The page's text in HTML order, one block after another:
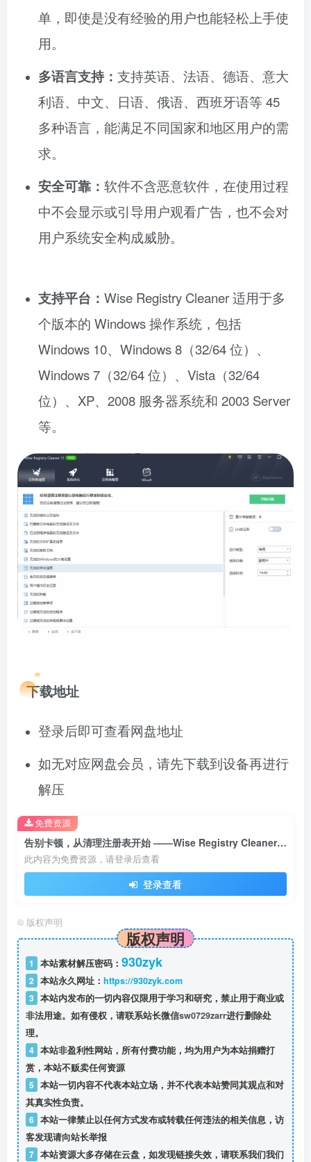
单，即使是没有经验的用户也能轻松上手使
用。
多语言支持： 支持英语、法语、德语、意大
利语、中文、日语、俄语、西班牙语等 45
多种语言，能满足不同国家和地区用户的需
求。
安全可靠： 软件不含恶意软件，在使用过程
中不会显示或引导用户观看广告，也不会对
用户系统安全构成威胁。
支持平台： Wise Registry Cleaner 适用于多
个版本的 Windows 操作系统，包括
Windows 10、Windows 8（32/64 位）、
Windows 7（32/64 位）、Vista（32/64
位）、XP、2008 服务器系统和 2003 Server
等。
下载地址
登录后即可查看网盘地址
如无对应网盘会员，请先下载到设备再进行
解压
告别卡顿，从清理注册表开始 ——Wise Registry Cleaner，系统优化好帮手！
此内容为免费资源，请登录后查看
登录查看
免费资源
© 版权声明
版权声明
1 本站素材解压密码： 930zyk
2 本站永久网址： https://930zyk.com
3 本站内发布的一切内容仅限用于学习和研究，禁止用于商业或
非法用途。如有侵权，请联系站长微信sw0729zarr进行删除处
理。
4 本站非盈利性网站，所有付费功能，均为用户为本站捐赠打
赏，本站不贩卖任何资源
5 本站一切内容不代表本站立场，并不代表本站赞同其观点和对
其真实性负责。
6 本站一律禁止以任何方式发布或转载任何违法的相关信息，访
客发现请向站长举报
7 本站资源大多存储在云盘，如发现链接失效，请联系我们我们